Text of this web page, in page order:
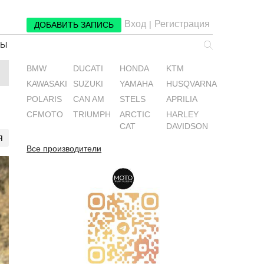
ДОБАВИТЬ ЗАПИСЬ Вход | Регистрация
BMW DUCATI HONDA
KTM
KAWASAKI
SUZUKI YAMAHA
HUSQVARNA
POLARIS
CAN AM STELS
APRILIA
CFMOTO
TRIUMPH
ARCTIC
CAT
HARLEY
DAVIDSON
Все производители